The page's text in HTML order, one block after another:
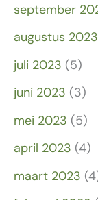
september
augustus 2023
juli 2023 (5)
juni 2023 (3)
mei 2023 (5)
april 2023 (4)
maart 2023